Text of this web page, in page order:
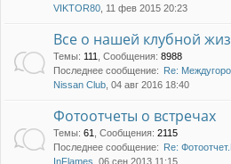
VIKTOR80 , 11 фев 2015 20:23
Все о нашей клубной
Темы: 111 Сообщения: 8988
Последнее сообщение: Re:
Nissan Club , 04 авг 2016 18:40
Фотоотчеты о встречах
Темы: 61 Сообщения: 2115
Последнее сообщение: Re:
InFlames , 06 сен 2013 11:15